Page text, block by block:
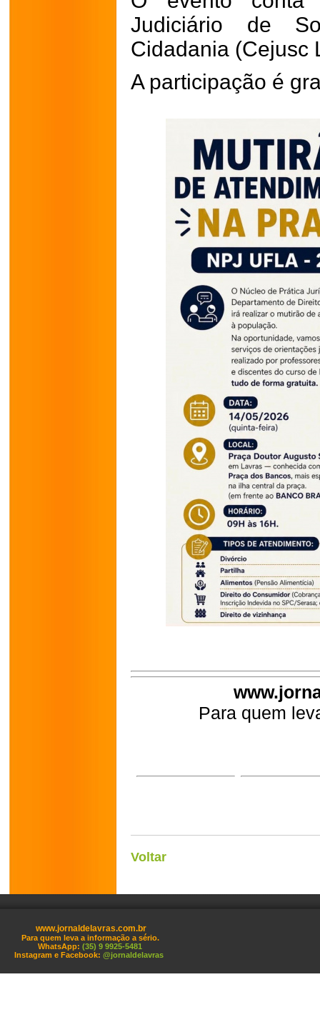
Judiciário de
Cidadania (Cejusc
A participação é
Para quem
Voltar
www.jornaldelavras.com.br
Para quem leva a informação a sério.
WhatsApp: (35) 9 9925-5481
Instagram e Facebook: @jornaldelavras